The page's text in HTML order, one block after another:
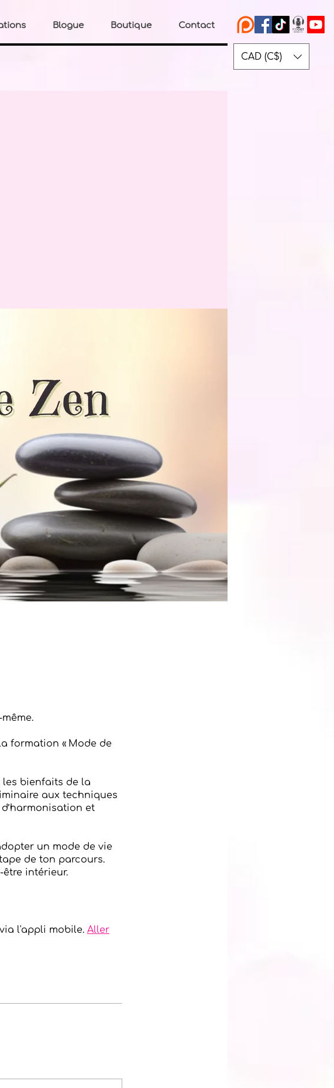
Blogue Boutique Contact
CAD (C$)
formation « Mode de
les bienfaits de la
aux techniques
et
un mode de vie
de ton parcours.
intérieur.
l'appli mobile. Aller